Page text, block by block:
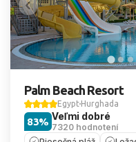
Palm Beach Resort
Egypt Hurghada
Veľmi dobré
7320 hodnotení
83%